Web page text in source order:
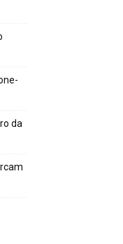
da